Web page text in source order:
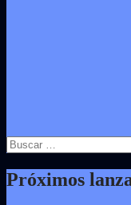
Buscar:
Próximos